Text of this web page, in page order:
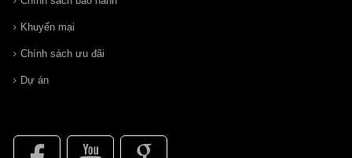
Khuyến mại
Chính sách ưu đãi
Dự án